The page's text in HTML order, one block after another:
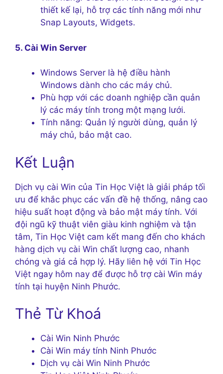
thiết kế lại, hỗ trợ các tính năng mới như
Snap Layouts, Widgets.
5. Cài Win Server
Windows Server là hệ điều hành
Windows dành cho các máy chủ.
Phù hợp với các doanh nghiệp cần quản
lý các máy tính trong một mạng lưới.
Tính năng: Quản lý người dùng, quản lý
máy chủ, bảo mật cao.
Kết Luận
Dịch vụ cài Win của Tin Học Việt là giải pháp tối
ưu để khắc phục các vấn đề hệ thống, nâng cao
hiệu suất hoạt động và bảo mật máy tính. Với
đội ngũ kỹ thuật viên giàu kinh nghiệm và tận
tâm, Tin Học Việt cam kết mang đến cho khách
hàng dịch vụ cài Win chất lượng cao, nhanh
chóng và giá cả hợp lý. Hãy liên hệ với Tin Học
Việt ngay hôm nay để được hỗ trợ cài Win máy
tính tại huyện Ninh Phước.
Thẻ Từ Khoá
Cài Win Ninh Phước
Cài Win máy tính Ninh Phước
Dịch vụ cài Win Ninh Phước